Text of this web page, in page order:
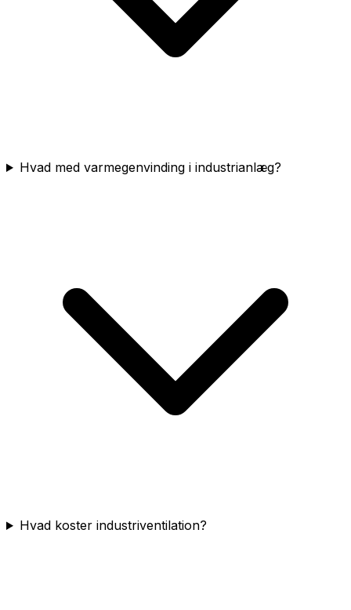
Hvad med varmegenvinding i industrianlæg?
Hvad koster industriventilation?